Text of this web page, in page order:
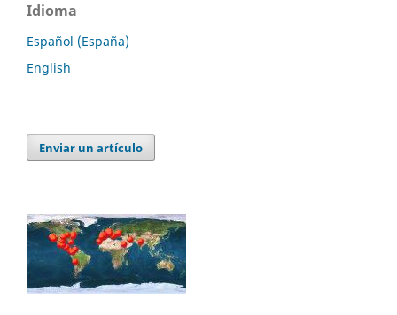
Idioma
Español (España)
English
Enviar un artículo